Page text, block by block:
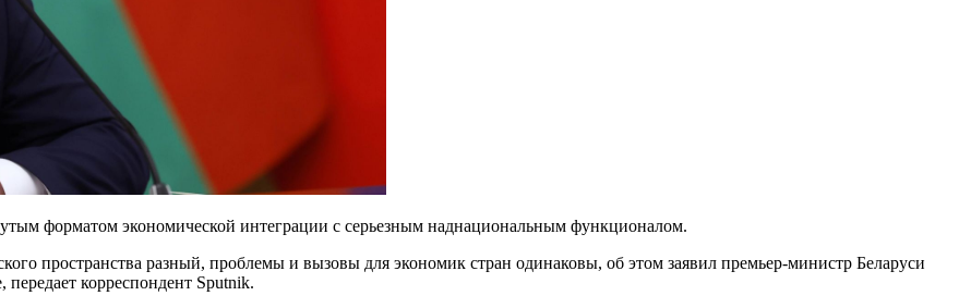
форматом экономической интеграции с серьезным наднациональным функционалом.
пространства разный, проблемы и вызовы для экономик стран одинаковы, об этом заявил премьер-министр Беларуси
корреспондент Sputnik.